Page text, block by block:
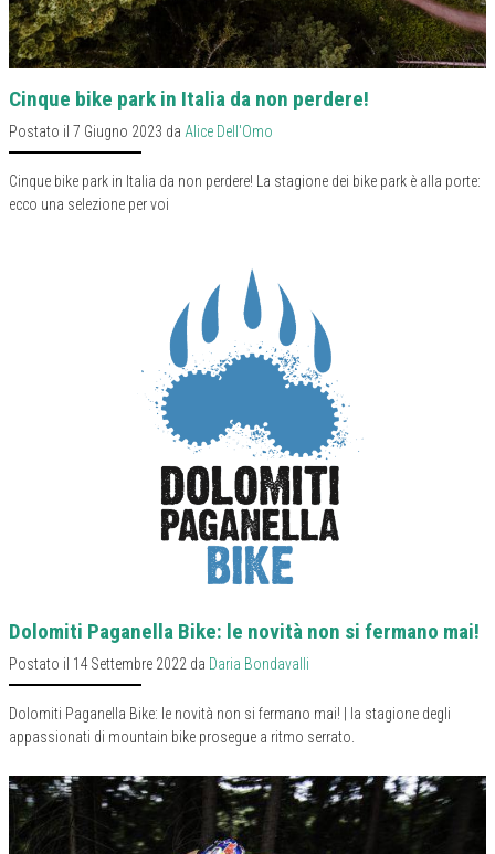
Cinque bike park in Italia da non perdere!
Postato il 7 Giugno 2023 da Alice Dell'Omo
Cinque bike park in Italia da non perdere! La stagione dei bike park è alla porte:
ecco una selezione per voi
Dolomiti Paganella Bike: le novità non si fermano mai!
Postato il 14 Settembre 2022 da Daria Bondavalli
Dolomiti Paganella Bike: le novità non si fermano mai! | la stagione degli
appassionati di mountain bike prosegue a ritmo serrato.